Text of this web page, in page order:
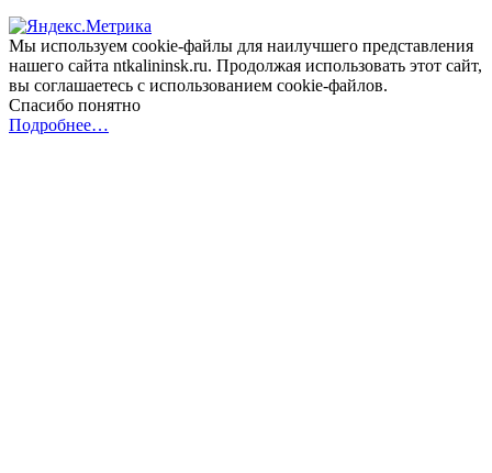
Мы используем cookie-файлы для наилучшего представления
нашего сайта ntkalininsk.ru. Продолжая использовать этот сайт,
вы соглашаетесь с использованием cookie-файлов.
Спасибо понятно
Подробнее…